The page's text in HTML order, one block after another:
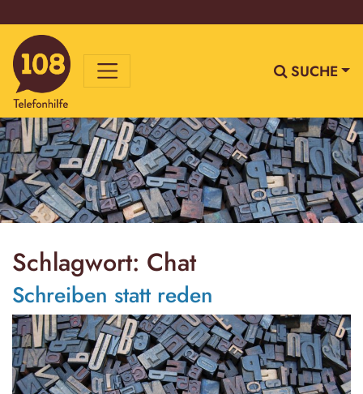
SUCHE
Schlagwort: Chat
Schreiben statt reden